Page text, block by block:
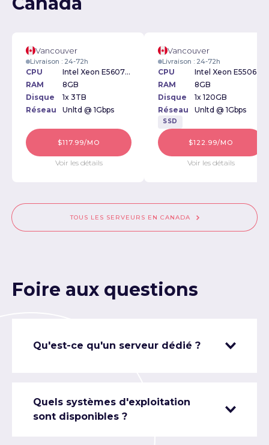
Vancouver
Livraison : 24-72h
CPU
Intel Xeon E5607 2.27GHz
RAM
8GB
Disque
1x 3TB
Réseau
Unltd @ 1Gbps
$117.99/MO
Voir les détails
Vancouver
Livraison : 24-72h
CPU
RAM
8GB
Disque
1x 120GB
Réseau
Unltd @ 1Gbps
SSD
$122.99/MO
Voir les détails
TOUS LES SERVEURS EN CANADA
Foire aux questions
Qu'est-ce qu'un serveur dédié ?
Quels systèmes d'exploitation
sont disponibles ?